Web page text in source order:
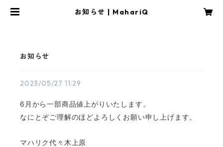
お知らせ | MahariQ
お知らせ
2023/05/27 11:29
6月から一部商品値上がりいたします。
なにとぞご理解のほどよろしくお願い申し上げます。
マハリク代々木上原